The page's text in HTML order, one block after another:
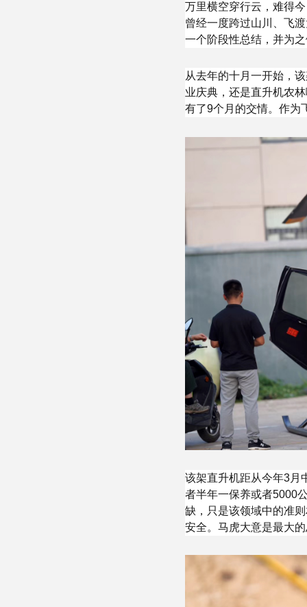
万里横空穿行云，难得
曾经一度跨过山川、飞
一个阶段性总结，并为
从去年的十月一开始，
业庆典，还是直升机农
有了9个月的交情。作为
该架直升机距从今年3月
者半年一保养或者5000
缺，只是该领域中的准
安全。马虎大意是最大